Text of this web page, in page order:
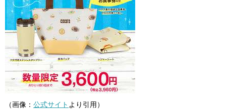
（画像： 公式サイト より引用）